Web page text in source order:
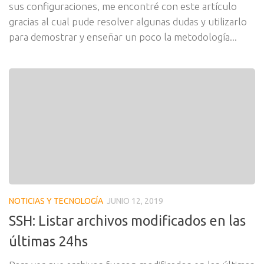
sus configuraciones, me encontré con este artículo
gracias al cual pude resolver algunas dudas y utilizarlo
para demostrar y enseñar un poco la metodología...
NOTICIAS Y TECNOLOGÍA JUNIO 12, 2019
SSH: Listar archivos modificados en las
últimas 24hs